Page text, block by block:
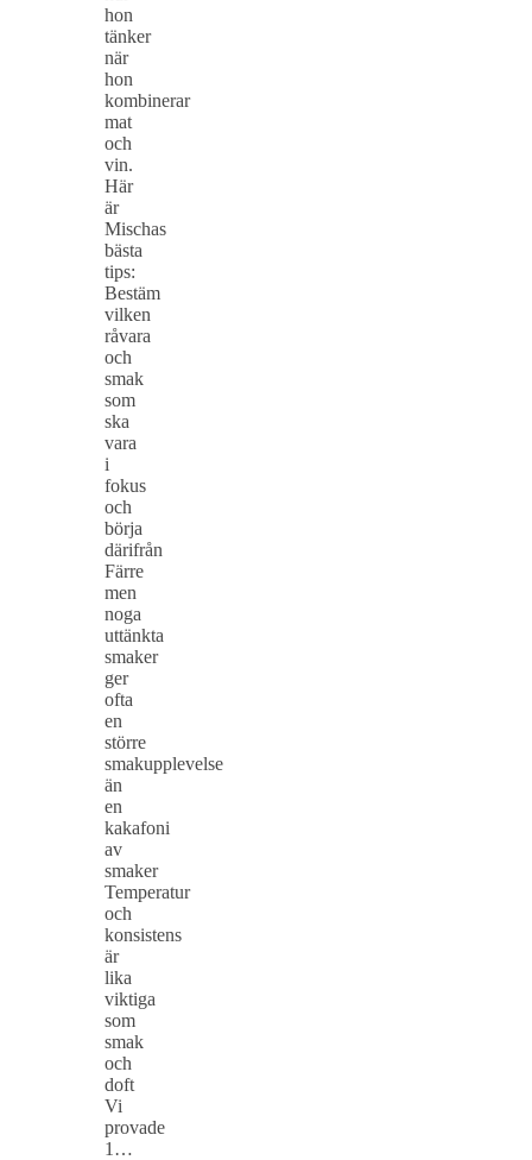
hon
tänker
när
hon
kombinerar
mat
och
vin.
Här
är
Mischas
bästa
tips:
Bestäm
vilken
råvara
och
smak
som
ska
vara
i
fokus
och
börja
därifrån
Färre
men
noga
uttänkta
smaker
ger
ofta
en
större
smakupplevelse
än
en
kakafoni
av
smaker
Temperatur
och
konsistens
är
lika
viktiga
som
smak
och
doft
Vi
provade
1…